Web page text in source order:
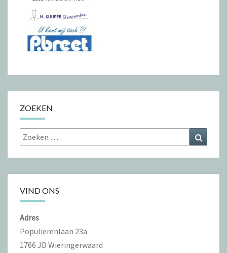
ZOEKEN
Zoeken
naar:
VIND ONS
Adres
Populierenlaan 23a
1766 JD Wieringerwaard